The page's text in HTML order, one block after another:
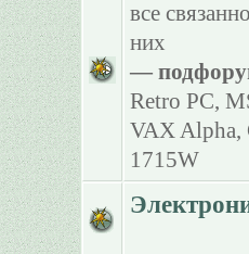
все
них
—
Retro PC,
VAX Alpha,
1715W